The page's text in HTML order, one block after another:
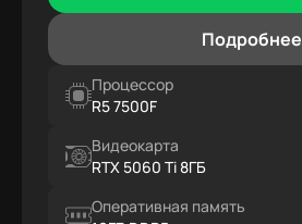
Подробнее
Процессор
R5 7500F
Видеокарта
RTX 5060 Ti 8ГБ
Оперативная память